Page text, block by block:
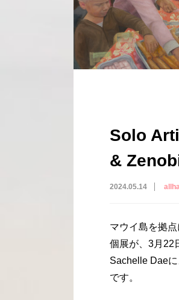
Solo
&
2024.05.14
マウイ島を拠
個展が、3月22
Sachelle Dae
です。